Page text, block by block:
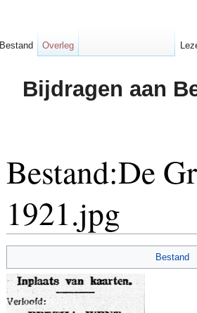
Bijdragen aan
Bestand:De
1921.jpg
Bestand
Bestand Overleg